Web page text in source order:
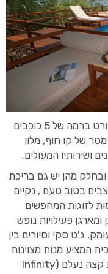
: ריזורט ברמה של 5 כוכבים
מערביים בשטח של 16 הקטרים וכ 600 מטר של קו חוף, מלון
ושירותיו המעולים.
מהן יש גם בריכת
בטוב טעם , נקיים
לזוגות המחפשים
פעילויות נופש
ג'ט סקי וסיורים בין
המציע מנות מצוינות
והאטרקציה העיקרית של המלון – בריכת קצה נעלם (Infinity